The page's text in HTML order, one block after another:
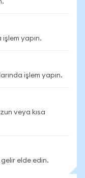
yapın.
işlem yapın.
veya kısa
elde edin.